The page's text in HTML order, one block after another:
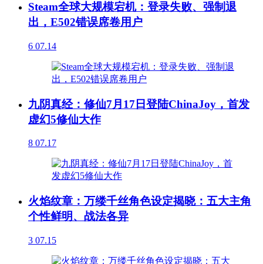
Steam全球大规模宕机：登录失败、强制退
出，E502错误席卷用户
6 07.14
九阴真经：修仙7月17日登陆ChinaJoy，首发
虚幻5修仙大作
8 07.17
火焰纹章：万缕千丝角色设定揭晓：五大主角
个性鲜明、战法各异
3 07.15